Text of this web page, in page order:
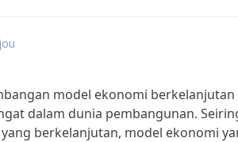
model ekonomi
dalam dunia pembangunan.
berkelanjutan, model ekonomi